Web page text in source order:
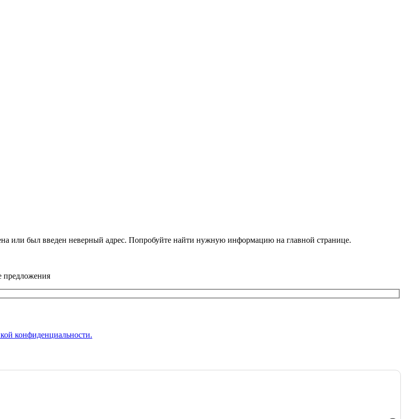
или был введен неверный адрес. Попробуйте найти нужную информацию на главной странице.
предложения
конфиденциальности.